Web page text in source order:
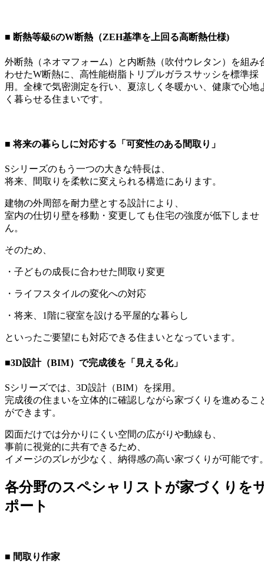
■ 断熱等級6のW断熱（ZEH基準を上回る高断熱仕様)
外断熱（ネオマフォーム）と内断熱（吹付ウレタン）を組み
わせたW断熱に、高性能樹脂トリプルガラスサッシを標準採
用。全棟で気密測定を行い、夏涼しく冬暖かい、健康で心地
く暮らせる住まいです。
■ 将来の暮らしに対応する「可変性のある間取り」
Sシリーズのもう一つの大きな特長は、
将来、間取りを柔軟に変えられる構造にあります。
建物の外周部を耐力壁とする設計により、
室内の仕切り壁を移動・変更しても住宅の強度が低下しませ
ん。
そのため、
・子どもの成長に合わせた間取り変更
・ライフスタイルの変化への対応
・将来、1階に寝室を設ける平屋的な暮らし
といったご要望にも対応できる住まいとなっています。
■3D設計（BIM）で完成後を「見える化」
Sシリーズでは、3D設計（BIM）を採用。
完成後の住まいを立体的に確認しながら家づくりを進めるこ
ができます。
図面だけでは分かりにくい空間の広がりや動線も、
事前に視覚的に共有できるため、
イメージのズレが少なく、納得感の高い家づくりが可能です
各分野のスペシャリストが家づくりを
ポート
■ 間取り作家